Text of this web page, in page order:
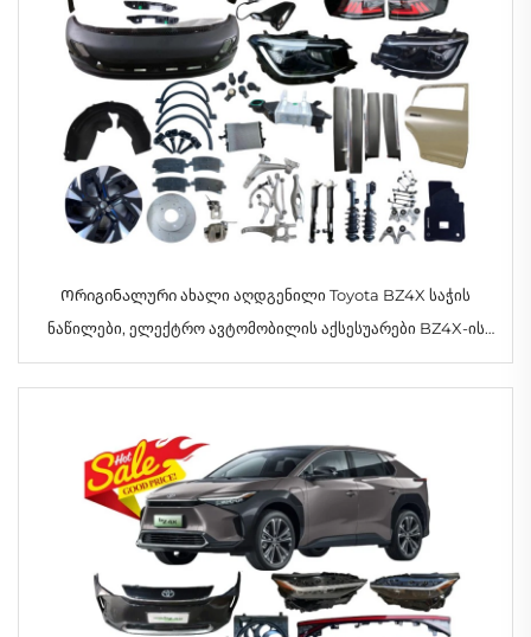
Ორიგინალური ახალი აღდგენილი Toyota BZ4X საჭის
ნაწილები, ელექტრო ავტომობილის აქსესუარები BZ4X-ის
ნაწილებისთვის მარაგში